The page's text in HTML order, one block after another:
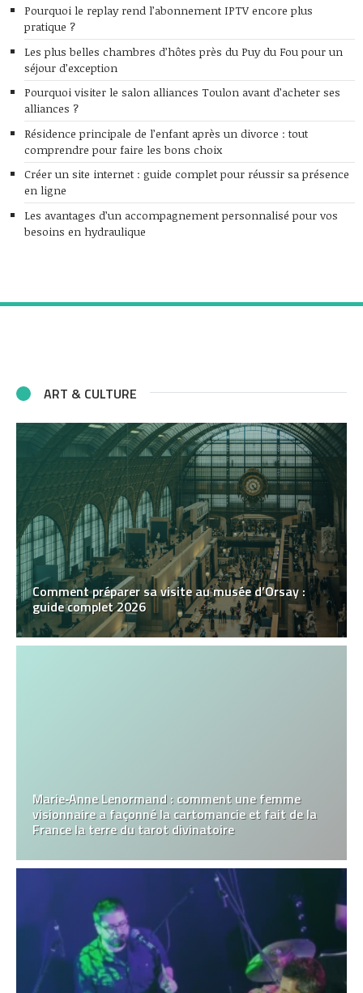
Pourquoi le replay rend l’abonnement IPTV encore plus
pratique ?
Les plus belles chambres d’hôtes près du Puy du Fou pour un
séjour d’exception
Pourquoi visiter le salon alliances Toulon avant d’acheter ses
alliances ?
Résidence principale de l’enfant après un divorce : tout
comprendre pour faire les bons choix
Créer un site internet : guide complet pour réussir sa présence
en ligne
Les avantages d’un accompagnement personnalisé pour vos
besoins en hydraulique
ART & CULTURE
Comment préparer sa visite au musée d’Orsay :
guide complet 2026
Marie‑Anne Lenormand : comment une femme
visionnaire a façonné la cartomancie et fait de la
France la terre du tarot divinatoire